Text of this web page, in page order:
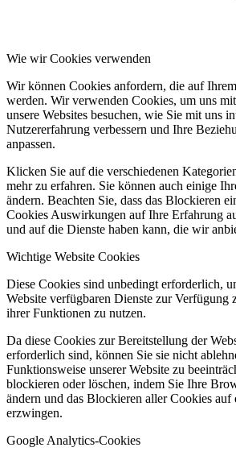
Wie wir Cookies verwenden
Wir können Cookies anfordern, die auf
werden. Wir verwenden Cookies, um uns
unsere Websites besuchen, wie Sie mit uns
Nutzererfahrung verbessern und Ihre
anpassen.
Klicken Sie auf die verschiedenen
mehr zu erfahren. Sie können auch einige
ändern. Beachten Sie, dass das Blockieren
Cookies Auswirkungen auf Ihre Erfahrung
und auf die Dienste haben kann, die wir
Wichtige Website Cookies
Diese Cookies sind unbedingt erforderlich,
Website verfügbaren Dienste zur Verfügung
ihrer Funktionen zu nutzen.
Da diese Cookies zur Bereitstellung der
erforderlich sind, können Sie sie nicht
Funktionsweise unserer Website zu
blockieren oder löschen, indem Sie Ihre
ändern und das Blockieren aller Cookies auf
erzwingen.
Google Analytics-Cookies